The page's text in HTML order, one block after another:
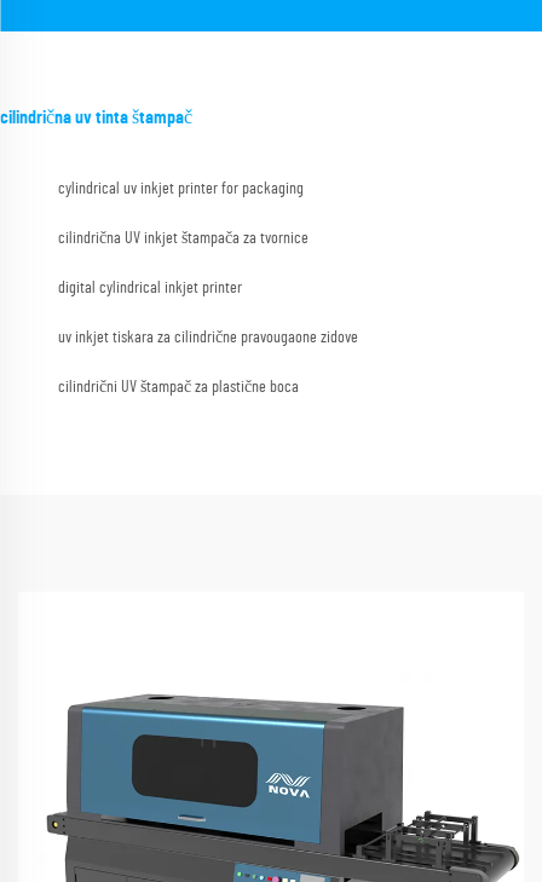
cilindrična uv tinta štampač
cylindrical uv inkjet printer for packaging
cilindrična UV inkjet štampača za tvornice
digital cylindrical inkjet printer
uv inkjet tiskara za cilindrične pravougaone zidove
cilindrični UV štampač za plastične boca